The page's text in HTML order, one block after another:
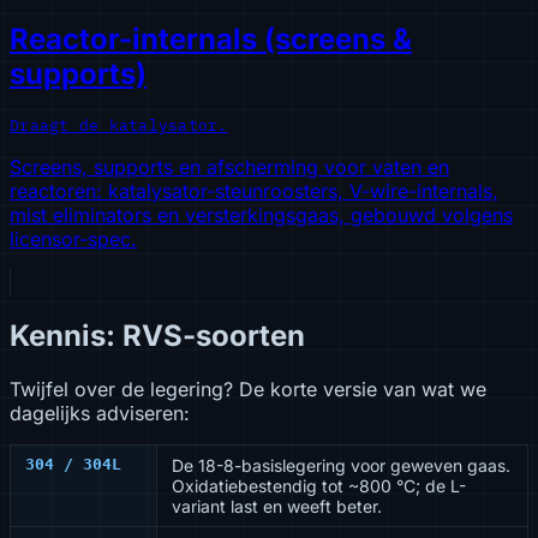
Reactor-internals (screens &
supports)
Draagt de katalysator.
Screens, supports en afscherming voor vaten en
reactoren: katalysator-steunroosters, V-wire-internals,
mist eliminators en versterkingsgaas, gebouwd volgens
licensor-spec.
Kennis: RVS-soorten
Twijfel over de legering? De korte versie van wat we
dagelijks adviseren:
304 / 304L
De 18-8-basislegering voor geweven gaas.
Oxidatiebestendig tot ~800 °C; de L-
variant last en weeft beter.